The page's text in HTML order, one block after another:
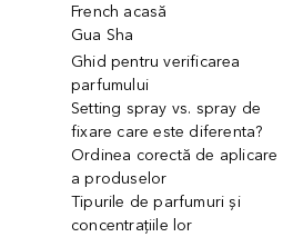
French acasă
Gua Sha
Ghid pentru verificarea
parfumului
Setting spray vs. spray de
fixare care este diferenta?
Ordinea corectă de aplicare
a produselor
Tipurile de parfumuri și
concentrațiile lor